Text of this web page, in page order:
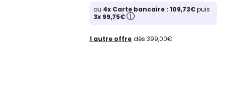
ou 4x Carte bancaire : 109,73€puis
3x 99,75€
1 autre offre dès 399,00€